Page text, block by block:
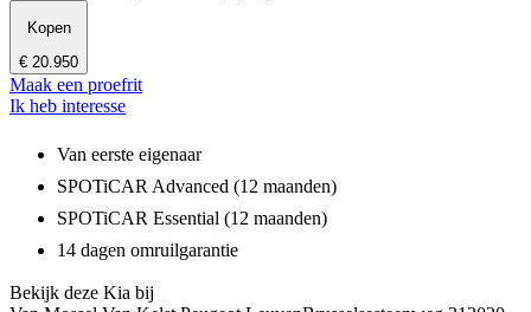
Kopen
€ 20.950
Maak een proefrit
Ik heb interesse
Van eerste eigenaar
SPOTiCAR Advanced (12 maanden)
SPOTiCAR Essential (12 maanden)
14 dagen omruilgarantie
Bekijk deze Kia bij